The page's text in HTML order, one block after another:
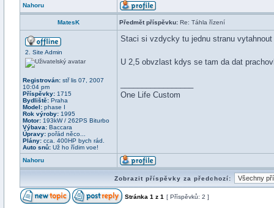
Nahoru
MatesK Předmět příspěvku: Re: Táhla řízení
2. Site Admin
Registrován: stř lis 07, 2007
10:04 pm
Příspěvky: 1715
Bydliště: Praha
Model: phase I
Rok výroby: 1995
Motor: 193kW / 262PS Biturbo
Výbava: Baccara
Úpravy: pořád něco...
Plány: cca. 400HP bych rád.
Auto snů: Už ho řídim voe!
Staci si vzdycky tu jednu stranu
U 2,5 obvzlast kdys se tam da dat
One Life Custom
Nahoru
Zobrazit příspěvky za předchozí:
Stránka 1 z 1 [ Příspěvků: 2 ]